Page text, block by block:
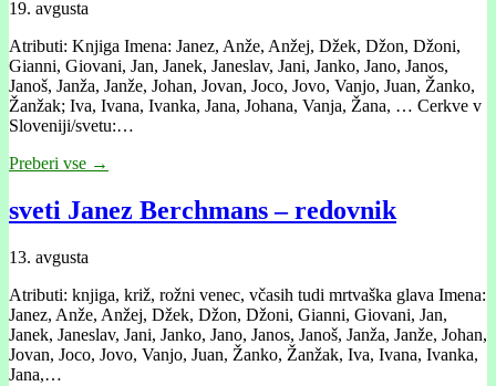
19. avgusta
Atributi: Knjiga Imena: Janez, Anže, Anžej, Džek, Džon, Džoni,
Gianni, Giovani, Jan, Janek, Janeslav, Jani, Janko, Jano, Janos,
Janoš, Janža, Janže, Johan, Jovan, Joco, Jovo, Vanjo, Juan, Žanko,
Žanžak; Iva, Ivana, Ivanka, Jana, Johana, Vanja, Žana, … Cerkve v
Sloveniji/svetu:…
Preberi vse →
sveti Janez Berchmans – redovnik
13. avgusta
Atributi: knjiga, križ, rožni venec, včasih tudi mrtvaška glava Imena:
Janez, Anže, Anžej, Džek, Džon, Džoni, Gianni, Giovani, Jan,
Janek, Janeslav, Jani, Janko, Jano, Janos, Janoš, Janža, Janže, Johan,
Jovan, Joco, Jovo, Vanjo, Juan, Žanko, Žanžak, Iva, Ivana, Ivanka,
Jana,…